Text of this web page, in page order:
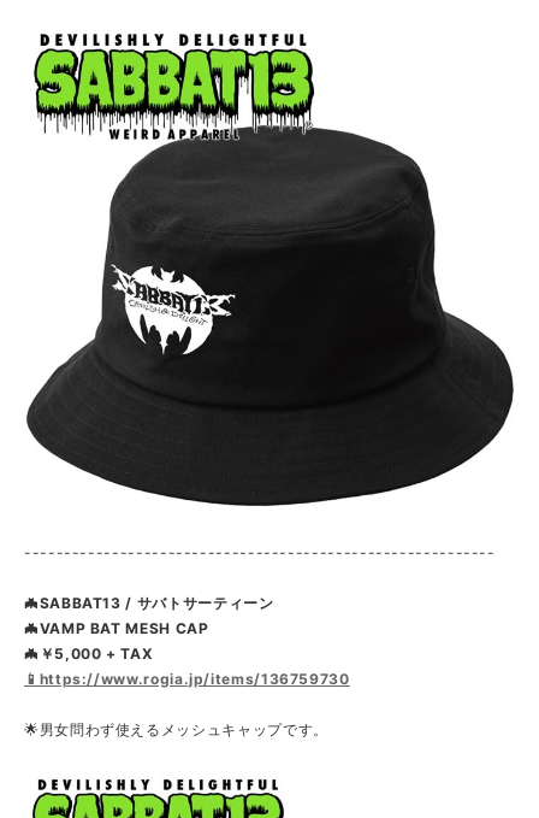
-----------------------------------------------------------
🦇SABBAT13 / サバトサーティーン
🦇VAMP BAT MESH CAP
🦇￥5,000 + TAX
📱https://www.rogia.jp/items/136759730
🌟男女問わず使えるメッシュキャップです。